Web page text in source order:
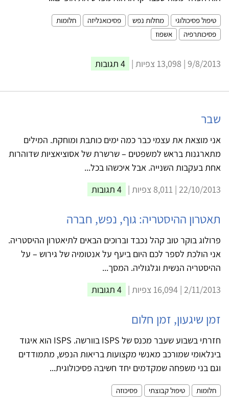
טיפול פסיכולוגי מחלות נפש פסיכואנליזה
חלומות
פסיכותרפיה
אשפוז
9/8/2013 | 13,098 צפיות | 4 תגובות
שבר
אני מוצאת את עצמי כבר כמה ימים כותבת ומוחקת. המילים
מתארגנות בראש למשפטים – שרשרת של אסוציאציות שדוהרות
אחת בעקבות השנייה. אבל איכשהו בכל...
22/10/2013 | 8,011 צפיות |
4 תגובות
תאטרון ההיסטריה: גוף, נפש, חברה
פרולוג בוקר טוב קהל נכבד וברוכים הבאים לתיאטרון ההיסטריה.
אני הולכת לספר לכם היום ביעף על אנטומיה של גירוש – על
ההיסטריה הנשית וגלגוליה. המסך...
2/11/2013 | 16,094 צפיות |
4 תגובות
זמן שיגעון, זמן חלום
חזרתי בשבוע שעבר מכנס של ISPS בוורשה. ISPS הוא איגוד
בינלאומי שמורכב מאנשי מקצועות בריאות הנפש, מתמודדים
וגם בני משפחה שמקדמים יחד חשיבה פסיכולוגית...
חלומות טיפול קבוצתי פסיכוזה